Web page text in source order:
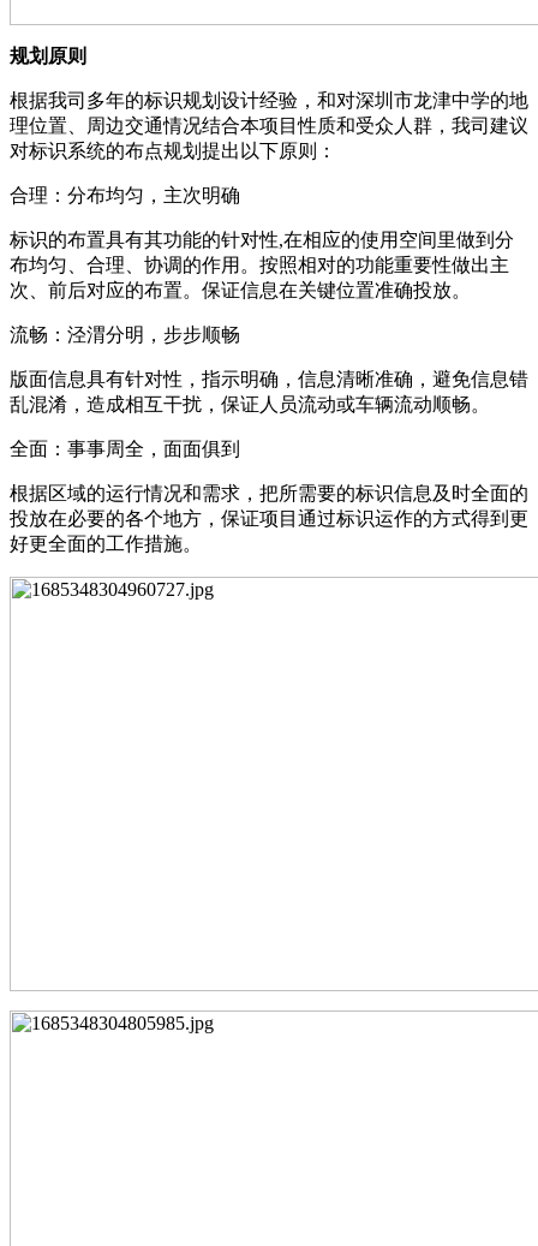
规划原则
根据我司多年的标识规划设计经验，和对深圳市龙津中学的地
理位置、周边交通情况结合本项目性质和受众人群，我司建议
对标识系统的布点规划提出以下原则：
合理：分布均匀，主次明确
标识的布置具有其功能的针对性,在相应的使用空间里做到分
布均匀、合理、协调的作用。按照相对的功能重要性做出主
次、前后对应的布置。保证信息在关键位置准确投放。
流畅：泾渭分明，步步顺畅
版面信息具有针对性，指示明确，信息清晰准确，避免信息错
乱混淆，造成相互干扰，保证人员流动或车辆流动顺畅。
全面：事事周全，面面俱到
根据区域的运行情况和需求，把所需要的标识信息及时全面的
投放在必要的各个地方，保证项目通过标识运作的方式得到更
好更全面的工作措施。